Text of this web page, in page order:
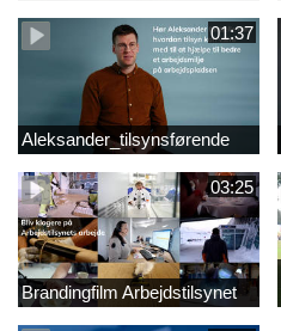
01:37
Aleksander_tilsynsførende
03:25
Brandingfilm Arbejdstilsynet